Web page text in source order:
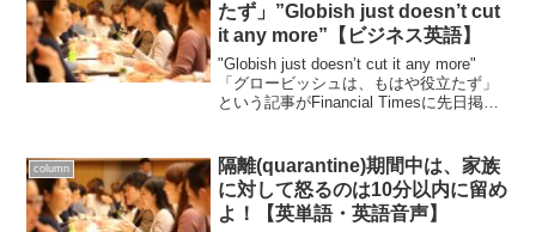
たず」”Globish just doesn’t cut
it any more”【ビジネス英語】
"Globish just doesn’t cut it any more"
「グロービッシュは、もはや役立たず」
という記事がFinancial Timesに先日掲載
column
隔離(quarantine)期間中は、家族
に対して怒るのは10分以内に留め
よ！【英単語・英語音声】